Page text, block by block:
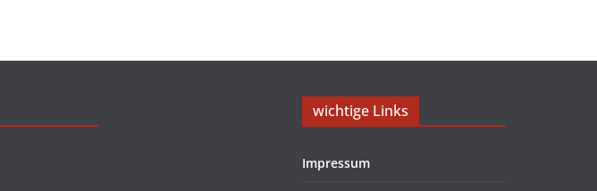
wichtige Links
Impressum